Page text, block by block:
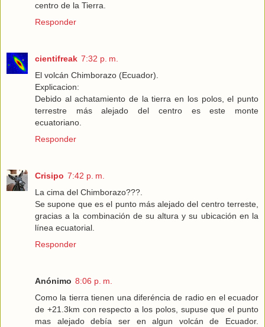
centro de la Tierra.
Responder
cientifreak 7:32 p. m.
El volcán Chimborazo (Ecuador).
Explicacion:
Debido al achatamiento de la tierra en los polos, el punto
terrestre más alejado del centro es este monte
ecuatoriano.
Responder
Crisipo 7:42 p. m.
La cima del Chimborazo???.
Se supone que es el punto más alejado del centro terreste,
gracias a la combinación de su altura y su ubicación en la
línea ecuatorial.
Responder
Anónimo 8:06 p. m.
Como la tierra tienen una diferéncia de radio en el ecuador
de +21.3km con respecto a los polos, supuse que el punto
mas alejado debía ser en algun volcán de Ecuador.